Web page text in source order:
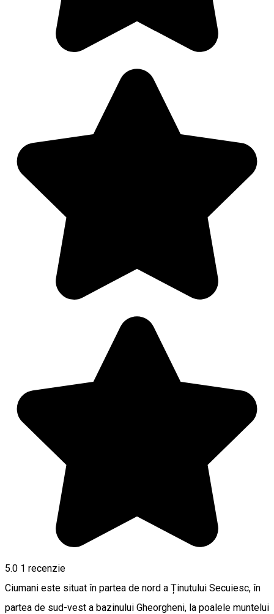
5.0 1 recenzie
Ciumani este situat în partea de nord a Ținutului Secuiesc, în
partea de sud-vest a bazinului Gheorgheni, la poalele muntelui